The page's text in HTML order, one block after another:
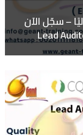
– سجّل الآن